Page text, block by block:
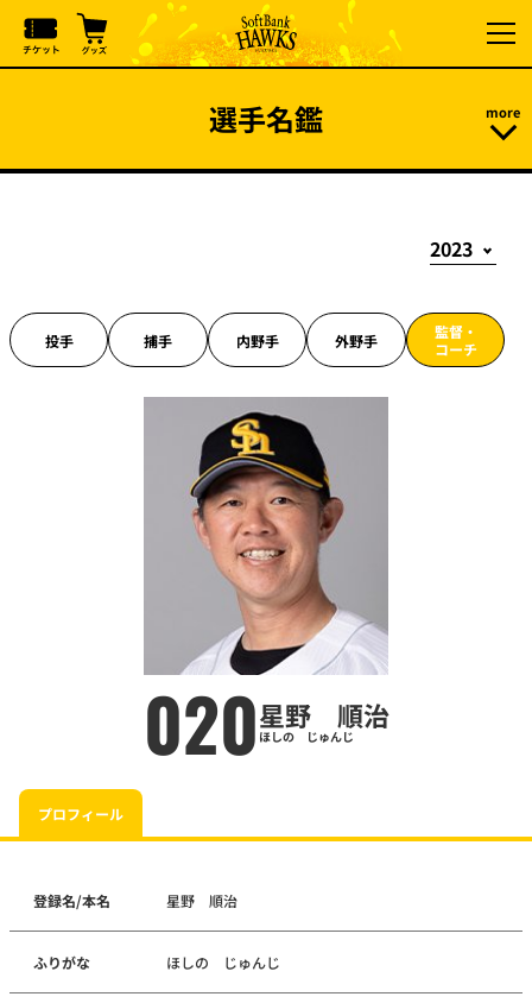
選手名鑑
投手 捕手 内野手 外野手
監督・
コーチ
020星野 順治
ほしの じゅんじ
プロフィール
登録名/本名 星野 順治
ふりがな ほしの じゅんじ